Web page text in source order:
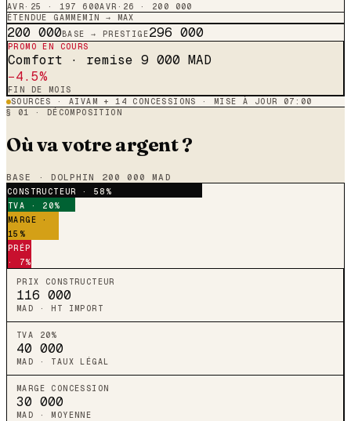
AVR·25 · 197 600AVR·26 · 200 000
ÉTENDUE GAMMEMIN → MAX
200 000BASE → PRESTIGE296 000
PROMO EN COURS
Comfort · remise 9 000 MAD
−4.5%
FIN DE MOIS
SOURCES · AIVAM + 14 CONCESSIONS · MISE À JOUR 07:00
§ 01 · DÉCOMPOSITION
Où va votre argent ?
BASE · DOLPHIN 200 000 MAD
CONSTRUCTEUR · 58%
TVA · 20%
MARGE ·
15%
PRÉP
· 7%
PRIX CONSTRUCTEUR
116 000
MAD · HT IMPORT
TVA 20%
40 000
MAD · TAUX LÉGAL
MARGE CONCESSION
30 000
MAD · MOYENNE